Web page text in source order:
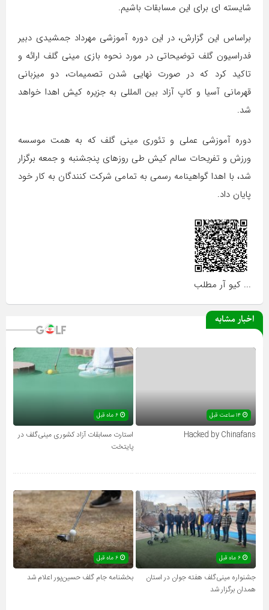
شایسته ای برای این مسابقات باشیم.
براساس این گزارش، در این دوره آموزشی مهرداد جمشیدی دبیر
فدراسیون گلف توضیحاتی در مورد نحوه بازی مینی گلف ارائه و
تاکید کرد که در صورت نهایی شدن تصمیمات، دو میزبانی
قهرمانی آسیا و کاپ آزاد بین المللی به جزیره کیش اهدا خواهد
شد.
دوره آموزشی عملی و تئوری مینی گلف که به همت موسسه
ورزش و تفریحات سالم کیش طی روزهای پنجشنبه و جمعه برگزار
شد، با اهدا گواهینامه رسمی به تمامی شرکت کنندگان به کار خود
پایان داد.
... کیو آر مطلب
اخبار مشابه
۱۴ ساعت قبل
Hacked by Chinafans
استارت مسابقات آزاد کشوری مینی‌گلف در
پایتخت
۶ ماه قبل
جشنواره مینی‌گلف هفته جوان در استان
همدان برگزار شد
بخشنامه جام گلف حسین‌پور اعلام شد